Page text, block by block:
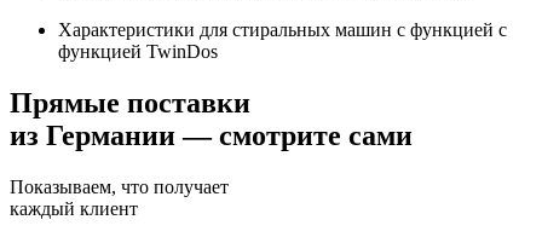
Характеристики для стиральных машин с функцией с
функцией TwinDos
Прямые поставки
из Германии — смотрите сами
Показываем, что получает
каждый клиент